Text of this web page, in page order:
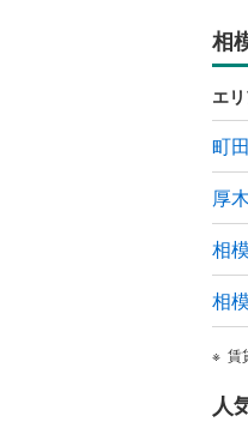
相
エ
町
厚
相
相
賃
人